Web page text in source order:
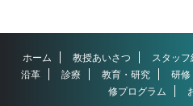
ホーム 教授あいさつ スタッフ
沿革
診療 教育・研究 研修
修プログラム